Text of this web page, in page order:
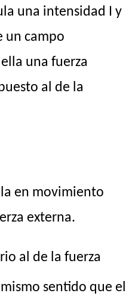
una intensidad I y
un campo
una fuerza
al de la
en movimiento
externa.
al de la fuerza
sentido que el